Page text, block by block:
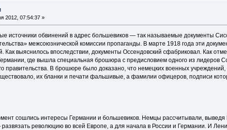
2012, 07:54:37 »
источники обвинений в адрес большевиков — так называемые документы
межсоюзнической комиссии пропаганды. В марте 1918 года эти
Как выяснилось впоследствии, документы Оссендовский сфабриковал. Как
где вышла специальная брошюра с предисловием одного из лидеров
правительства. В брошюре было доказано, что немецких военных
их бланки и печати фальшивые, а фамилии офицеров, подписи
сошлись интересы Германии и большевиков. Немцы рассчитывали,
революцию во всей Европе, а для начала в России и Германии. И